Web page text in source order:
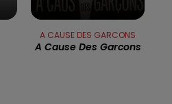
A CAUSE DES GARCONS
A Cause Des Garcons